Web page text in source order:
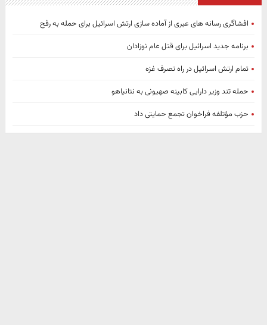
افشاگری رسانه های عبری از آماده سازی ارتش اسرائیل برای حمله به رفح
برنامه جدید اسرائیل برای قتل عام نوزادان
تمام ارتش اسرائیل در راه تصرف غزه
حمله تند وزیر دارایی کابینه صهیونی به نتانیاهو
حزب مؤتلفه فراخوان تجمع حمایتی داد